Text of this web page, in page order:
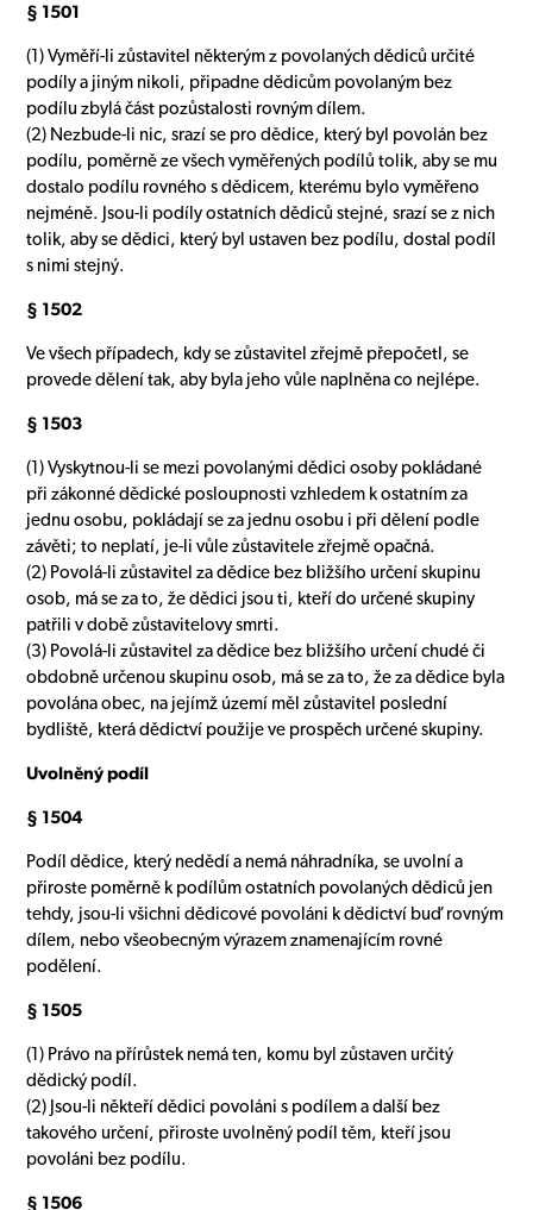
§ 1501
(1) Vyměří-li zůstavitel některým z povolaných dědiců určité
podíly a jiným nikoli, připadne dědicům povolaným bez
podílu zbylá část pozůstalosti rovným dílem.
(2) Nezbude-li nic, srazí se pro dědice, který byl povolán bez
podílu, poměrně ze všech vyměřených podílů tolik, aby se mu
dostalo podílu rovného s dědicem, kterému bylo vyměřeno
nejméně. Jsou-li podíly ostatních dědiců stejné, srazí se z nich
tolik, aby se dědici, který byl ustaven bez podílu, dostal podíl
s nimi stejný.
§ 1502
Ve všech případech, kdy se zůstavitel zřejmě přepočetl, se
provede dělení tak, aby byla jeho vůle naplněna co nejlépe.
§ 1503
(1) Vyskytnou-li se mezi povolanými dědici osoby pokládané
při zákonné dědické posloupnosti vzhledem k ostatním za
jednu osobu, pokládají se za jednu osobu i při dělení podle
závěti; to neplatí, je-li vůle zůstavitele zřejmě opačná.
(2) Povolá-li zůstavitel za dědice bez bližšího určení skupinu
osob, má se za to, že dědici jsou ti, kteří do určené skupiny
patřili v době zůstavitelovy smrti.
(3) Povolá-li zůstavitel za dědice bez bližšího určení chudé či
obdobně určenou skupinu osob, má se za to, že za dědice byla
povolána obec, na jejímž území měl zůstavitel poslední
bydliště, která dědictví použije ve prospěch určené skupiny.
Uvolněný podíl
§ 1504
Podíl dědice, který nedědí a nemá náhradníka, se uvolní a
přiroste poměrně k podílům ostatních povolaných dědiců jen
tehdy, jsou-li všichni dědicové povoláni k dědictví buď rovným
dílem, nebo všeobecným výrazem znamenajícím rovné
podělení.
§ 1505
(1) Právo na přírůstek nemá ten, komu byl zůstaven určitý
dědický podíl.
(2) Jsou-li někteří dědici povoláni s podílem a další bez
takového určení, přiroste uvolněný podíl těm, kteří jsou
povoláni bez podílu.
§ 1506